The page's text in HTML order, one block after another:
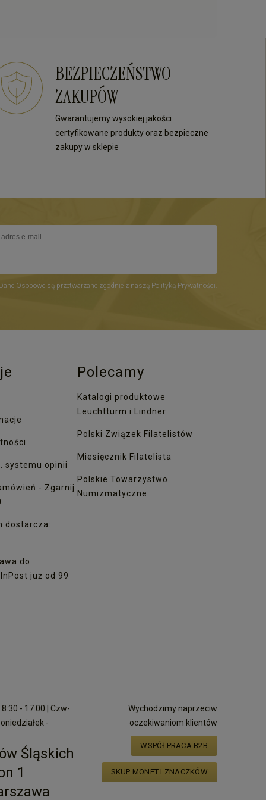
BEZPIECZEŃSTWO
ZAKUPÓW
Gwarantujemy wysokiej jakości
certyfikowane produkty oraz bezpieczne
zakupy w sklepie
Osobowe są przetwarzane zgodnie z naszą Polityką Prywatności.
systemu opinii
- Zgarnij
dostarcza:
do
już od 99
Polecamy
Katalogi produktowe
Leuchtturm i Lindner
Polski Związek Filatelistów
Miesięcznik Filatelista
Polskie Towarzystwo
Numizmatyczne
- 17:00 | Czw-
-
Śląskich
1
Wychodzimy naprzeciw
oczekiwaniom klientów
WSPÓŁPRACA B2B
SKUP MONET I ZNACZKÓW